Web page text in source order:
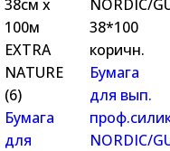
Бумага
для
Бумага
для вып.
NORDIC/